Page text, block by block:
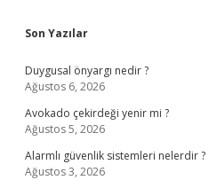
Sidebar
Son Yazılar
Duygusal önyargı nedir ?
Ağustos 6, 2026
Avokado çekirdeği yenir mi ?
Ağustos 5, 2026
Alarmlı güvenlik sistemleri nelerdir ?
Ağustos 3, 2026